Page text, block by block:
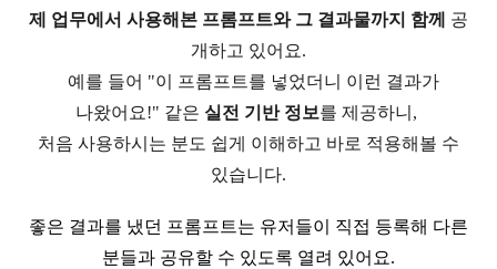
제 업무에서 사용해본 프롬프트와 그 결과물까지 함께
공
개하고 있어요.
예를 들어 "이 프롬프트를 넣었더니 이런 결과가
나왔어요!" 같은 실전 기반 정보를 제공하니 ,
처음 사용하시는 분도 쉽게 이해하고 바로 적용해볼 수
있습니다.
좋은 결과를 냈던 프롬프트는 유저들이 직접 등록해 다른
분들과 공유할 수 있도록 열려 있어요.